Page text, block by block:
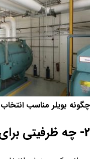
چگونه بویلر مناسب
2- چه ظرفیتی برای بویلر نیاز دارید؟